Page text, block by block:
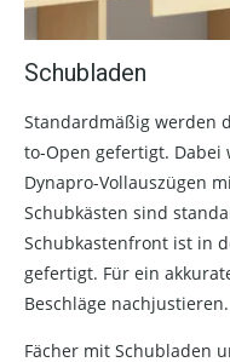
Schubladen
Standardmäßig werden
to-Open gefertigt. Dabei
Dynapro-Vollauszügen
Schubkästen sind
Schubkastenfront ist in
gefertigt. Für ein
Beschläge nachjustieren.
Fächer mit Schubladen